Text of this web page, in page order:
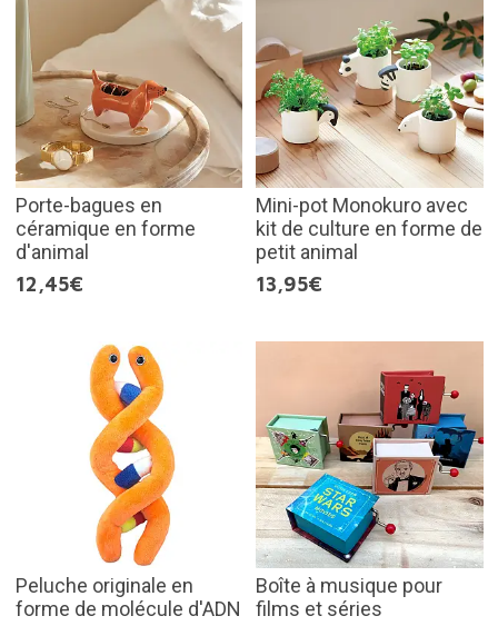
Porte-bagues en
céramique en forme
d'animal
12,45€
Mini-pot Monokuro avec
kit de culture en forme de
petit animal
13,95€
Peluche originale en
forme de molécule d'ADN
Boîte à musique pour
films et séries